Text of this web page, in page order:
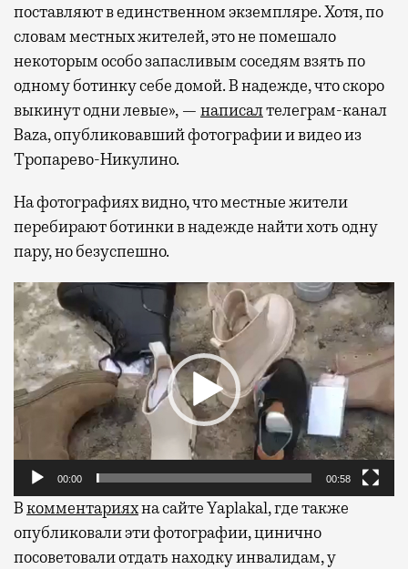
поставляют в единственном экземпляре. Хотя, по
словам местных жителей, это не помешало
некоторым особо запасливым соседям взять по
одному ботинку себе домой. В надежде, что скоро
выкинут одни левые», — написалтелеграм-канал
Baza, опубликовавший фотографии и видео из
Тропарево-Никулино.
На фотографиях видно, что местные жители
перебирают ботинки в надежде найти хоть одну
пару, но безуспешно.
Видеоплеер
00:00 00:58
Вкомментарияхна сайте Yaplakal, где также
опубликовали эти фотографии, цинично
посоветовали отдать находку инвалидам, у